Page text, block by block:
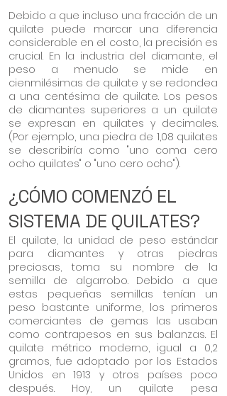
Debido a que incluso una fracción de un
quilate puede marcar una diferencia
considerable en el costo, la precisión es
crucial. En la industria del diamante, el
peso a menudo se mide en
cienmilésimas de quilate y se redondea
a una centésima de quilate. Los pesos
de diamantes superiores a un quilate
se expresan en quilates y decimales.
(Por ejemplo, una piedra de 1,08 quilates
se describiría como "uno coma cero
ocho quilates" o "uno cero ocho").
¿CÓMO COMENZÓ EL
SISTEMA DE QUILATES?
El quilate, la unidad de peso estándar
para diamantes y otras piedras
preciosas, toma su nombre de la
semilla de algarrobo. Debido a que
estas pequeñas semillas tenían un
peso bastante uniforme, los primeros
comerciantes de gemas las usaban
como contrapesos en sus balanzas. El
quilate métrico moderno, igual a 0,2
gramos, fue adoptado por los Estados
Unidos en 1913 y otros países poco
después. Hoy, un quilate pesa